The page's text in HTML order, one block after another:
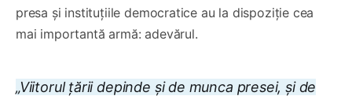
presa și instituțiile democratice au la dispoziție cea
mai importantă armă: adevărul.
„Viitorul țării depinde și de munca presei, și de